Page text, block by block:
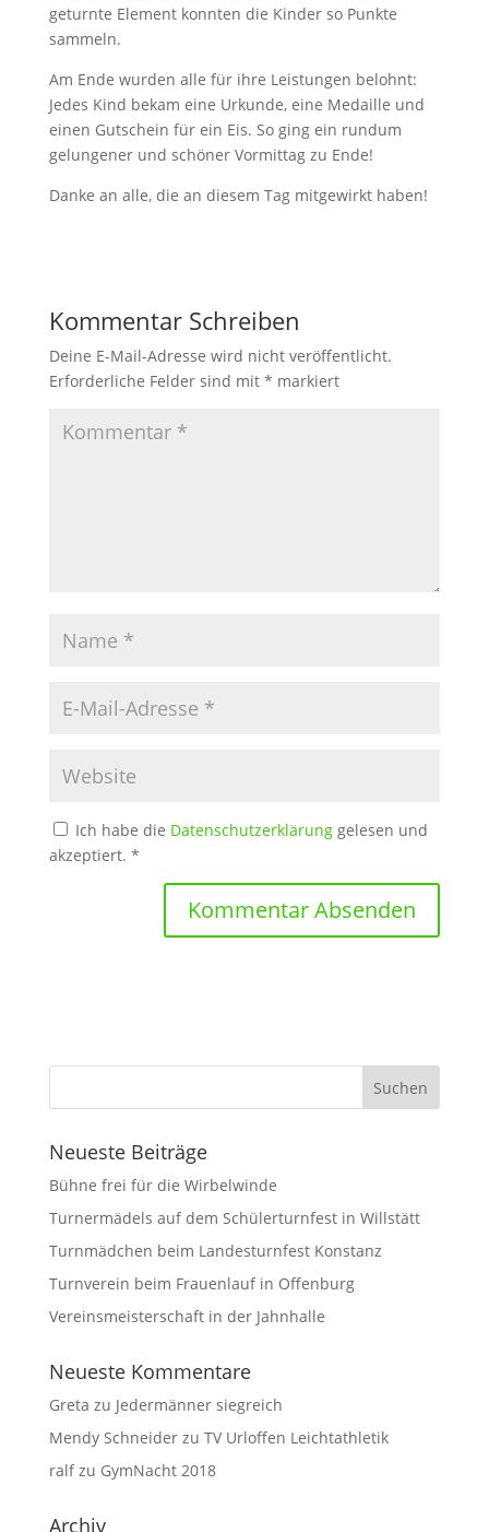
geturnte Element konnten die Kinder so Punkte
sammeln.
Am Ende wurden alle für ihre Leistungen belohnt:
Jedes Kind bekam eine Urkunde, eine Medaille und
einen Gutschein für ein Eis. So ging ein rundum
gelungener und schöner Vormittag zu Ende!
Danke an alle, die an diesem Tag mitgewirkt haben!
Kommentar Schreiben
Deine E-Mail-Adresse wird nicht veröffentlicht.
Erforderliche Felder sind mit * markiert
Ich habe die Datenschutzerklärung gelesen und
akzeptiert. *
Neueste Beiträge
Bühne frei für die Wirbelwinde
Turnermädels auf dem Schülerturnfest in Willstätt
Turnmädchen beim Landesturnfest Konstanz
Turnverein beim Frauenlauf in Offenburg
Vereinsmeisterschaft in der Jahnhalle
Neueste Kommentare
Greta zu Jedermänner siegreich
Mendy Schneiderzu TV Urloffen Leichtathletik
ralfzu GymNacht 2018
Archiv